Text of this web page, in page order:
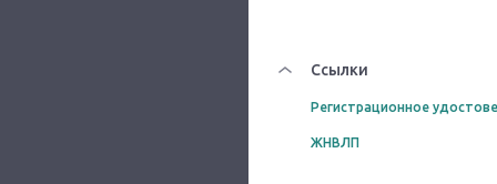
Ссылки
Регистрационное
ЖНВЛП